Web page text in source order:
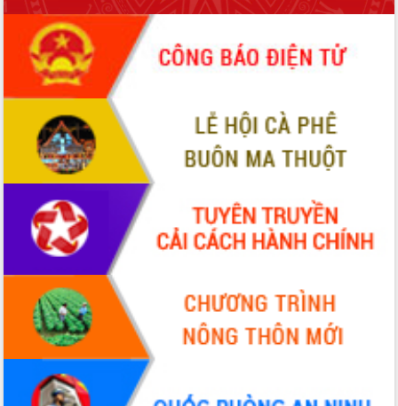
Khởi động Dự án Đầu tư xây dựng hạ
tầng kỹ thuật Cụm công nghiệp Tân
Tiến
Gặp mặt các cơ quan báo chí nhân Kỷ
niệm 101 năm Ngày Báo chí Cách
mạng Việt Nam
Đắk Lắk sơ kết 4 năm triển khai thực
hiện Đề án 06 của Chính phủ
Họp báo thông tin về Hội nghị Công bố
Quy hoạch và Xúc tiến đầu tư tỉnh Đắk
Khơi thông điểm nghẽn, đẩy nhanh
giải ngân vốn khắc phục thiên tai
HĐND tỉnh thông qua điều chỉnh Quy
hoạch tỉnh thời kỳ 2021-2030
Hội thảo góp ý hồ sơ điều chỉnh quy
hoạch tỉnh Đắk Lắk thời kỳ 2021-2030,
tầm nhìn đến năm 2050
Nâng cao hiệu quả hoạt động của các
doanh nghiệp nhà nước
Hội nghị triển khai kết nối mạng